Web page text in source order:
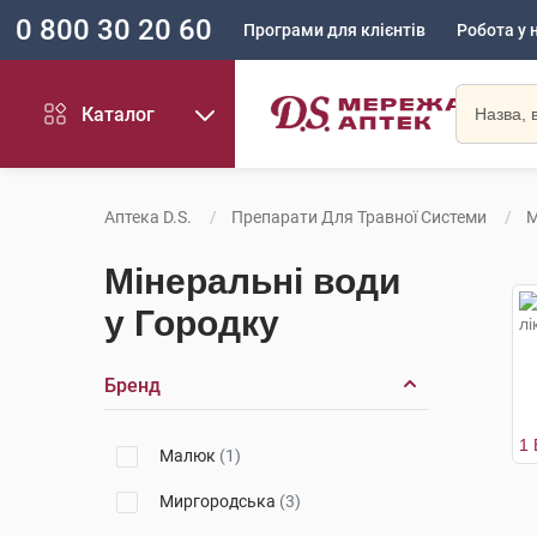
0 800 30 20 60 Програми для клієнтів Робота у
Каталог
Аптека D.S. Препарати Для Травної Системи
Мінеральні води
у Городку
Бренд
Малюк (1)
Миргородська (3)